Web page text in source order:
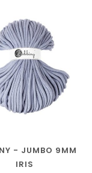
- JUMBO 9MM
IRIS